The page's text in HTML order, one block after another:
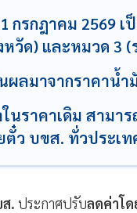
กรกฎาคม 2569
วัด) และหมวด 3 (
ผลมาจากราคาน้
นราคาเดิม สามา
ตั๋ว บขส. ทั่วประเท
. ประกาศปรับลดค่าโด